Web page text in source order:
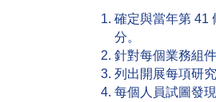
確定與當年第 41
分。
針對每個業務組
列出開展每項研
每個人員試圖發